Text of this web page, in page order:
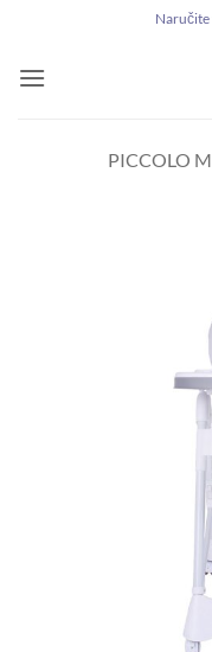
sadržaj
Naručite
PICCOLO